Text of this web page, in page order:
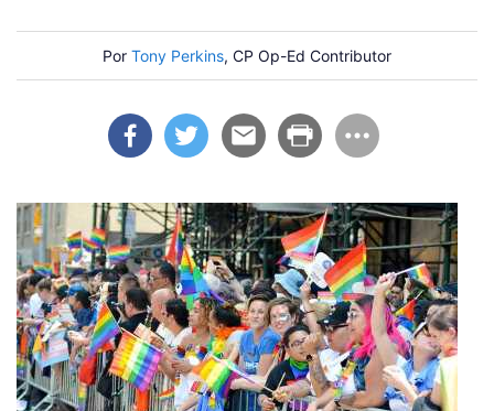
Por Tony Perkins, CP Op-Ed Contributor